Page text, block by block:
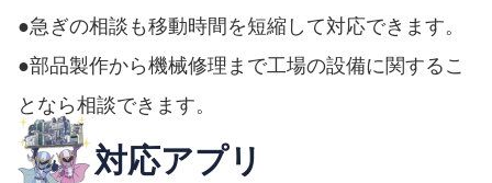
●急ぎの相談も移動時間を短縮して対応できます。
●部品製作から機械修理まで工場の設備に関するこ
となら相談できます。
対応アプリ